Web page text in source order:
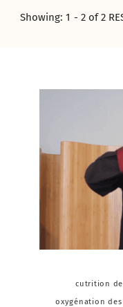
Showing: 1 - 2 of 2
cutrition
oxygénation